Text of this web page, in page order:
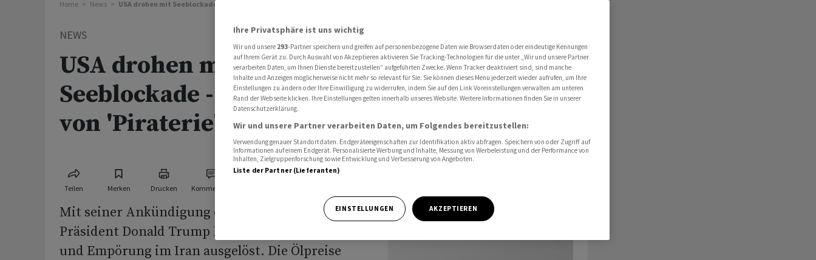
Home News USA drohen mit Seeblockade - Iran spricht von 'Piraterie'
NEWS
USA drohen mit
Seeblockade - Iran spricht
von 'Piraterie'
Teilen Merken Drucken Kommentare
Mit seiner Ankündigung einer Blockade hat US-
Präsident Donald Trump Reaktionen an den Börsen
und Empörung im Iran ausgelöst. Die Ölpreise
Ihre Privatsphäre ist uns wichtig
Wir und unsere 293-Partner speichern und greifen auf personenbezogene Daten wie Browserdaten oder eindeutige Kennungen
auf Ihrem Gerät zu. Durch Auswahl von Akzeptieren aktivieren Sie Tracking-Technologien für die unter „Wir und unsere Partner
verarbeiten Daten, um Ihnen Dienste bereitzustellen“ aufgeführten Zwecke. Wenn Tracker deaktiviert sind, sind manche
Inhalte und Anzeigen möglicherweise nicht mehr so relevant für Sie. Sie können dieses Menü jederzeit wieder aufrufen, um Ihre
Einstellungen zu ändern oder Ihre Einwilligung zu widerrufen, indem Sie auf den Link Voreinstellungen verwalten am unteren
Rand der Webseite klicken. Ihre Einstellungen gelten innerhalb unseres Website. Weitere Informationen finden Sie in unserer
Datenschutzerklärung.
Wir und unsere Partner verarbeiten Daten, um Folgendes bereitzustellen:
Verwendung genauer Standortdaten. Endgeräteeigenschaften zur Identifikation aktiv abfragen. Speichern von oder Zugriff auf
Informationen auf einem Endgerät. Personalisierte Werbung und Inhalte, Messung von Werbeleistung und der Performance von
Inhalten, Zielgruppenforschung sowie Entwicklung und Verbesserung von Angeboten.
Liste der Partner (Lieferanten)
EINSTELLUNGEN AKZEPTIEREN